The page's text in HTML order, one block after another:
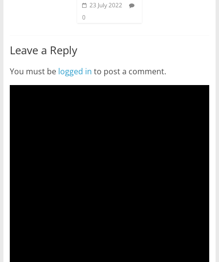
23 July 2022
0
Leave a Reply
You must be logged in to post a comment.